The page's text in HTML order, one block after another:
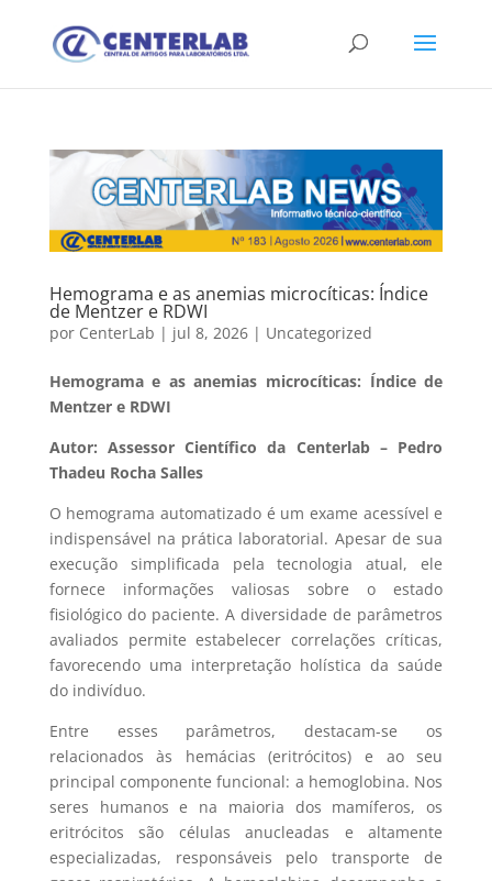
Hemograma e as anemias microcíticas: Índice
de Mentzer e RDWI
por CenterLab | jul 8, 2026| Uncategorized
Hemograma e as anemias microcíticas: Índice de
Mentzer e RDWI
Autor: Assessor Científico da Centerlab – Pedro
Thadeu Rocha Salles
O hemograma automatizado é um exame acessível e
indispensável na prática laboratorial. Apesar de sua
execução simplificada pela tecnologia atual, ele
fornece informações valiosas sobre o estado
fisiológico do paciente. A diversidade de parâmetros
avaliados permite estabelecer correlações críticas,
favorecendo uma interpretação holística da saúde
do indivíduo.
Entre esses parâmetros, destacam-se os
relacionados às hemácias (eritrócitos) e ao seu
principal componente funcional: a hemoglobina. Nos
seres humanos e na maioria dos mamíferos, os
eritrócitos são células anucleadas e altamente
especializadas, responsáveis pelo transporte de